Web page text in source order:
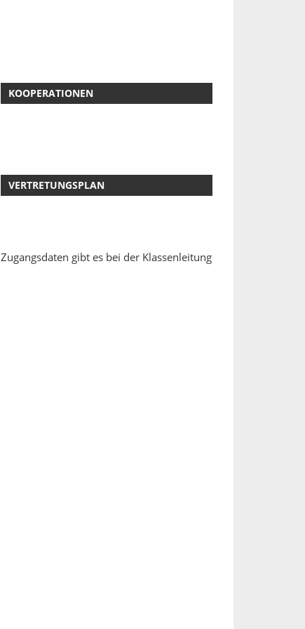
KOOPERATIONEN
VERTRETUNGSPLAN
Zugangsdaten gibt es bei der Klassenleitung